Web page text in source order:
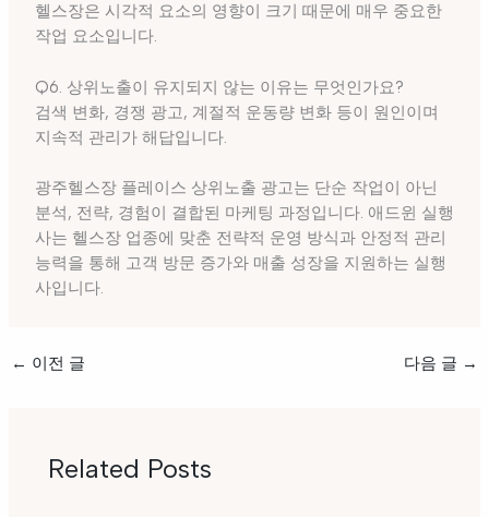
헬스장은 시각적 요소의 영향이 크기 때문에 매우 중요한
작업 요소입니다.
Q6. 상위노출이 유지되지 않는 이유는 무엇인가요?
검색 변화, 경쟁 광고, 계절적 운동량 변화 등이 원인이며
지속적 관리가 해답입니다.
광주헬스장 플레이스 상위노출 광고는 단순 작업이 아닌
분석, 전략, 경험이 결합된 마케팅 과정입니다. 애드윈 실행
사는 헬스장 업종에 맞춘 전략적 운영 방식과 안정적 관리
능력을 통해 고객 방문 증가와 매출 성장을 지원하는 실행
사입니다.
← 이전 글 다음 글 →
Related Posts